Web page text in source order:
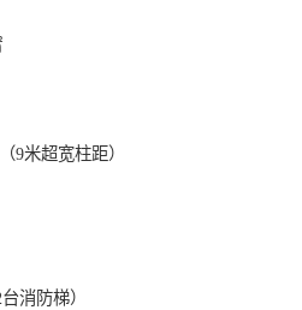
9米超宽柱距）
消防梯）